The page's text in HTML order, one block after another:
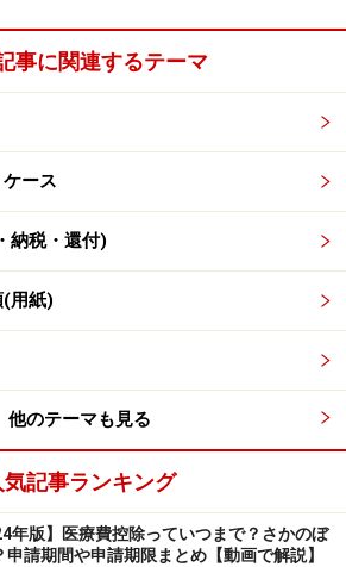
例制度
を利用してすでにふるさと
せている方でも、確定申告をした時
例は無効となりますので、「すべて
方法はこちら
の申告方法はこちら
控除を申告する方法はこちら
徴収票の主要項目をチェッ
事に関連するテーマ
ース
納税・還付)
(用紙)
他のテーマも見る
気記事ランキング
年版】医療費控除っていつまで？さかのぼ
申請期間や申請期限まとめ【動画で解説】